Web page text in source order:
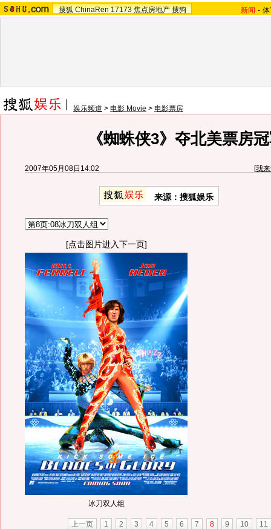
搜狐 ChinaRen 17173 焦点房地产 搜狗 新闻 -
娱乐频道 > 电影 Movie > 电影票房
《蜘蛛侠3》夺北美票房
2007年05月08日14:02 [我
来源：搜狐娱乐
[点击图片进入下一页]
冰刀双人组
上一页 1 2 3 4 5 6 7 8 9 10 11